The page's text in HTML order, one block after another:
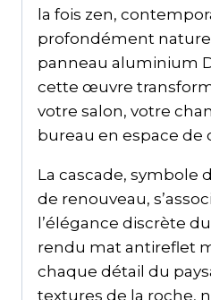
la fois zen,
profondément
panneau aluminium
cette œuvre
votre salon, votre
bureau en espace de
La cascade, symbole
de renouveau,
l’élégance discrète
rendu mat antireflet
chaque détail du
textures de la roche,